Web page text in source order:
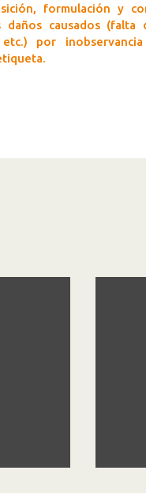
formulación y
daños causados (falta
etc.) por